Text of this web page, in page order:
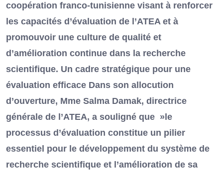
coopération franco-tunisienne visant à renforcer
les capacités d’évaluation de l’ATEA et à
promouvoir une culture de qualité et
d’amélioration continue dans la recherche
scientifique. Un cadre stratégique pour une
évaluation efficace Dans son allocution
d’ouverture, Mme Salma Damak, directrice
générale de l’ATEA, a souligné que »le
processus d’évaluation constitue un pilier
essentiel pour le développement du système de
recherche scientifique et l’amélioration de sa